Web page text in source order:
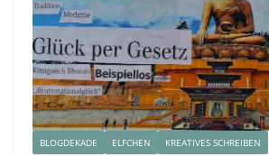
BLOGDEKADE ELFCHEN KREATIVES SCHREIBEN